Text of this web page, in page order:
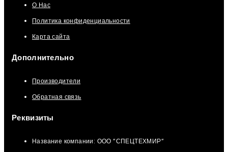
О Нас
Политика конфиденциальности
Карта сайта
Дополнительно
Производители
Обратная связь
Реквизиты
Название компании: ООО “СПЕЦТЕХМИР“